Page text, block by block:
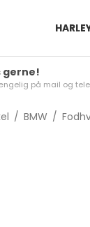
gerne!
på mail og
/ BMW /